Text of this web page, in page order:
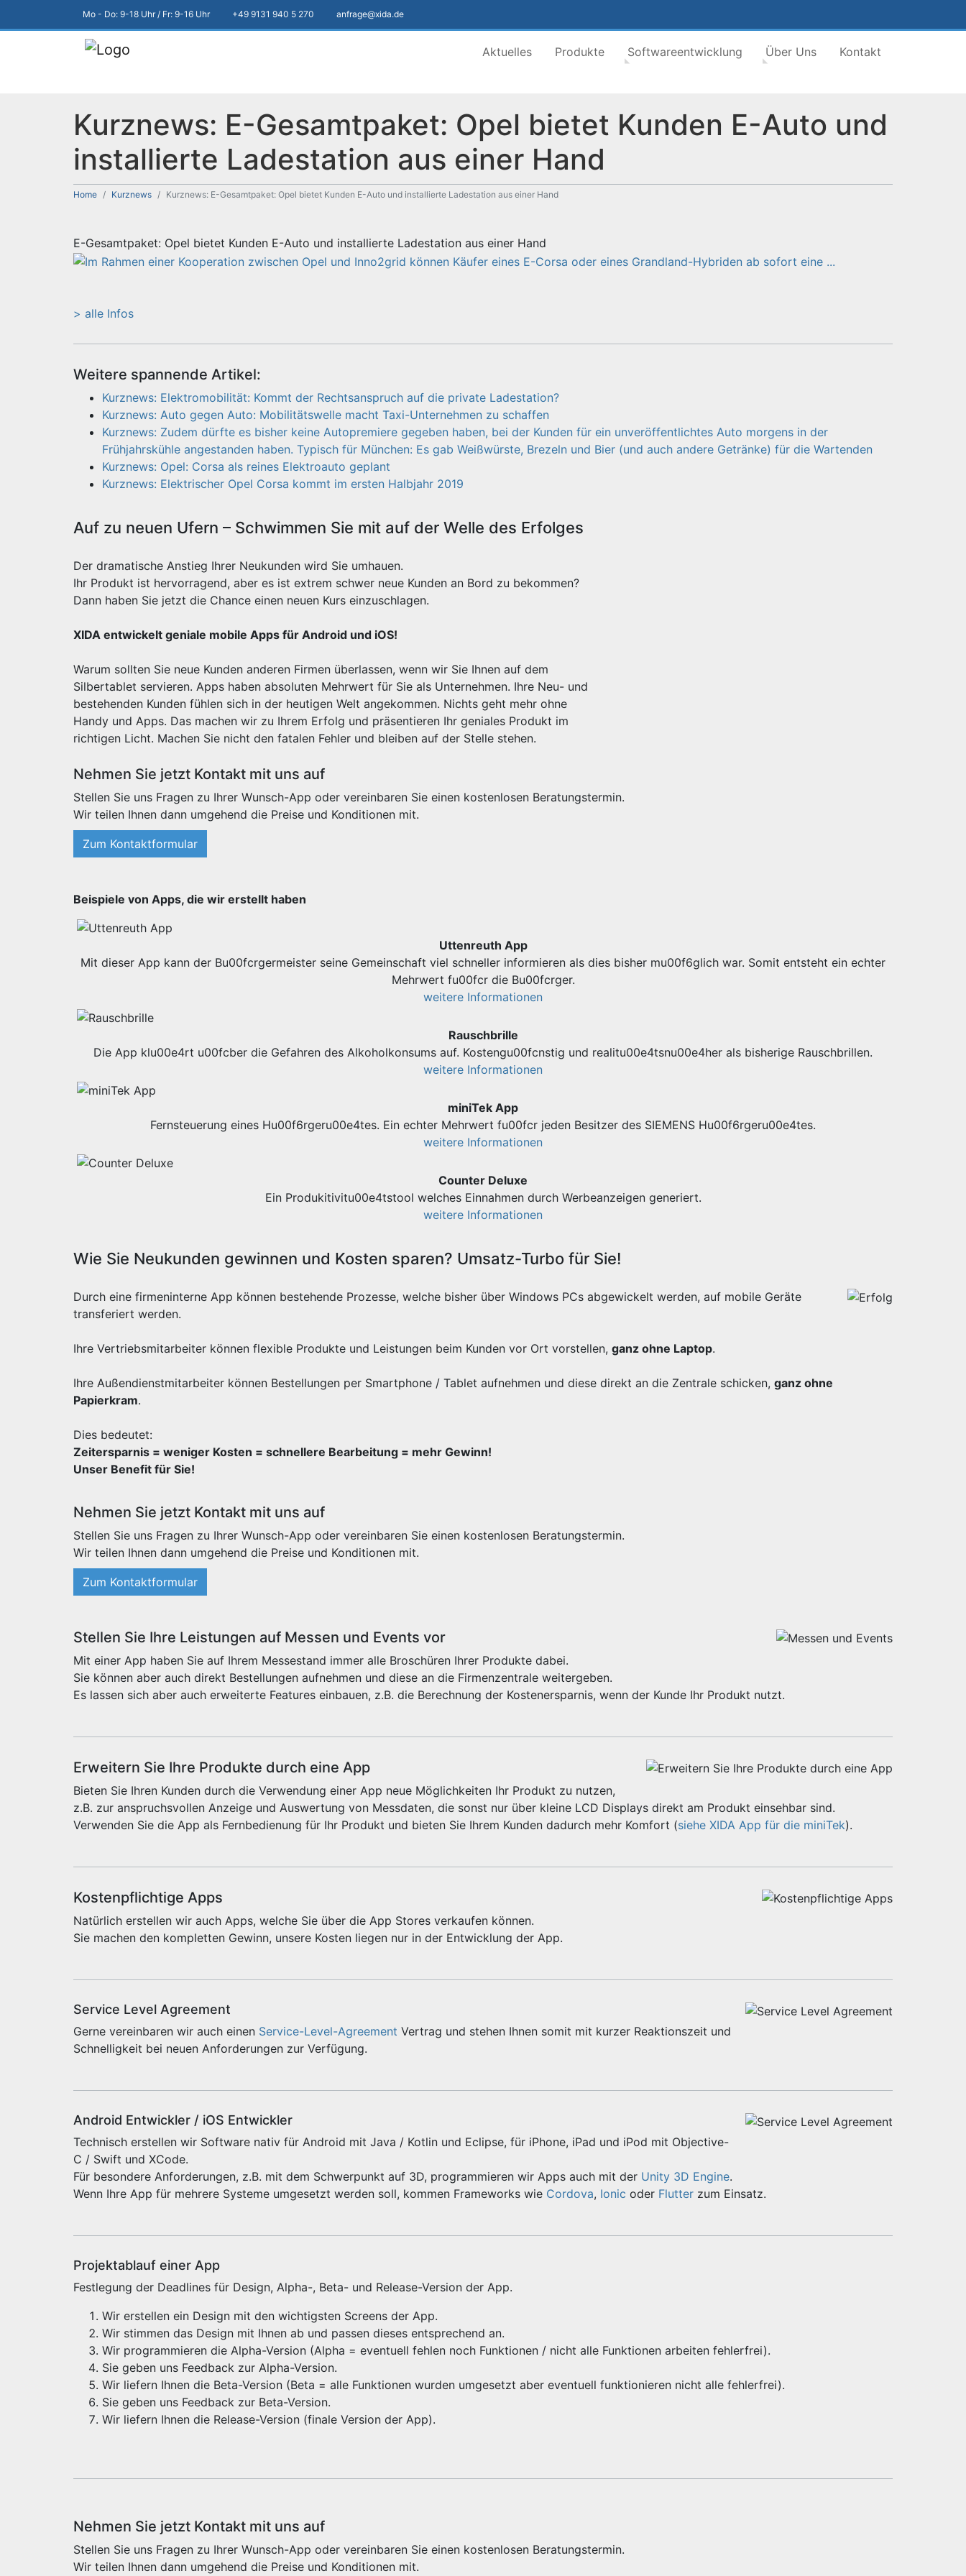
Mo - Do: 9-18 Uhr / Fr: 9-16 Uhr +49 9131 940 5 270 anfrage@xida.de
Aktuelles Produkte Softwareentwicklung Über Uns Kontakt
Kurznews: E-Gesamtpaket: Opel bietet Kunden E-Auto und
installierte Ladestation aus einer Hand
Home Kurznews Kurznews: E-Gesamtpaket: Opel bietet Kunden E-Auto und installierte Ladestation aus einer Hand
E-Gesamtpaket: Opel bietet Kunden E-Auto und installierte Ladestation aus einer Hand
> alle Infos
Weitere spannende Artikel:
Kurznews: Elektromobilität: Kommt der Rechtsanspruch auf die private Ladestation?
Kurznews: Auto gegen Auto: Mobilitätswelle macht Taxi-Unternehmen zu schaffen
Kurznews: Zudem dürfte es bisher keine Autopremiere gegeben haben, bei der Kunden für ein unveröffentlichtes Auto morgens in der
Frühjahrskühle angestanden haben. Typisch für München: Es gab Weißwürste, Brezeln und Bier (und auch andere Getränke) für die Wartenden
Kurznews: Opel: Corsa als reines Elektroauto geplant
Kurznews: Elektrischer Opel Corsa kommt im ersten Halbjahr 2019
Auf zu neuen Ufern – Schwimmen Sie mit auf der Welle des Erfolges
Der dramatische Anstieg Ihrer Neukunden wird Sie umhauen.
Ihr Produkt ist hervorragend, aber es ist extrem schwer neue Kunden an Bord zu bekommen?
Dann haben Sie jetzt die Chance einen neuen Kurs einzuschlagen.
XIDA entwickelt geniale mobile Apps für Android und iOS!
Warum sollten Sie neue Kunden anderen Firmen überlassen, wenn wir Sie Ihnen auf dem
Silbertablet servieren. Apps haben absoluten Mehrwert für Sie als Unternehmen. Ihre Neu- und
bestehenden Kunden fühlen sich in der heutigen Welt angekommen. Nichts geht mehr ohne
Handy und Apps. Das machen wir zu Ihrem Erfolg und präsentieren Ihr geniales Produkt im
richtigen Licht. Machen Sie nicht den fatalen Fehler und bleiben auf der Stelle stehen.
Nehmen Sie jetzt Kontakt mit uns auf
Stellen Sie uns Fragen zu Ihrer Wunsch-App oder vereinbaren Sie einen kostenlosen Beratungstermin.
Wir teilen Ihnen dann umgehend die Preise und Konditionen mit.
Zum Kontaktformular
Beispiele von Apps, die wir erstellt haben
Uttenreuth App
Mit dieser App kann der Bu00fcrgermeister seine Gemeinschaft viel schneller informieren als dies bisher mu00f6glich war. Somit entsteht ein echter
Mehrwert fu00fcr die Bu00fcrger.
weitere Informationen
Rauschbrille
Die App klu00e4rt u00fcber die Gefahren des Alkoholkonsums auf. Kostengu00fcnstig und realitu00e4tsnu00e4her als bisherige Rauschbrillen.
weitere Informationen
miniTek App
Fernsteuerung eines Hu00f6rgeru00e4tes. Ein echter Mehrwert fu00fcr jeden Besitzer des SIEMENS Hu00f6rgeru00e4tes.
weitere Informationen
Counter Deluxe
Ein Produkitivitu00e4tstool welches Einnahmen durch Werbeanzeigen generiert.
weitere Informationen
Wie Sie Neukunden gewinnen und Kosten sparen? Umsatz-Turbo für Sie!
Durch eine firmeninterne App können bestehende Prozesse, welche bisher über Windows PCs abgewickelt werden, auf mobile Geräte
transferiert werden.
Ihre Vertriebsmitarbeiter können flexible Produkte und Leistungen beim Kunden vor Ort vorstellen, ganz ohne Laptop.
Ihre Außendienstmitarbeiter können Bestellungen per Smartphone / Tablet aufnehmen und diese direkt an die Zentrale schicken, ganz ohne
Papierkram.
Dies bedeutet:
Zeitersparnis = weniger Kosten = schnellere Bearbeitung = mehr Gewinn!
Unser Benefit für Sie!
Nehmen Sie jetzt Kontakt mit uns auf
Stellen Sie uns Fragen zu Ihrer Wunsch-App oder vereinbaren Sie einen kostenlosen Beratungstermin.
Wir teilen Ihnen dann umgehend die Preise und Konditionen mit.
Zum Kontaktformular
Stellen Sie Ihre Leistungen auf Messen und Events vor
Mit einer App haben Sie auf Ihrem Messestand immer alle Broschüren Ihrer Produkte dabei.
Sie können aber auch direkt Bestellungen aufnehmen und diese an die Firmenzentrale weitergeben.
Es lassen sich aber auch erweiterte Features einbauen, z.B. die Berechnung der Kostenersparnis, wenn der Kunde Ihr Produkt nutzt.
Erweitern Sie Ihre Produkte durch eine App
Bieten Sie Ihren Kunden durch die Verwendung einer App neue Möglichkeiten Ihr Produkt zu nutzen,
z.B. zur anspruchsvollen Anzeige und Auswertung von Messdaten, die sonst nur über kleine LCD Displays direkt am Produkt einsehbar sind.
Verwenden Sie die App als Fernbedienung für Ihr Produkt und bieten Sie Ihrem Kunden dadurch mehr Komfort (siehe XIDA App für die miniTek).
Kostenpflichtige Apps
Natürlich erstellen wir auch Apps, welche Sie über die App Stores verkaufen können.
Sie machen den kompletten Gewinn, unsere Kosten liegen nur in der Entwicklung der App.
Service Level Agreement
Gerne vereinbaren wir auch einen Service-Level-Agreement Vertrag und stehen Ihnen somit mit kurzer Reaktionszeit und
Schnelligkeit bei neuen Anforderungen zur Verfügung.
Android Entwickler / iOS Entwickler
Technisch erstellen wir Software nativ für Android mit Java / Kotlin und Eclipse, für iPhone, iPad und iPod mit Objective-
C / Swift und XCode.
Für besondere Anforderungen, z.B. mit dem Schwerpunkt auf 3D, programmieren wir Apps auch mit der Unity 3D Engine.
Wenn Ihre App für mehrere Systeme umgesetzt werden soll, kommen Frameworks wie Cordova, Ionic oder Flutter zum Einsatz.
Projektablauf einer App
Festlegung der Deadlines für Design, Alpha-, Beta- und Release-Version der App.
Wir erstellen ein Design mit den wichtigsten Screens der App.
Wir stimmen das Design mit Ihnen ab und passen dieses entsprechend an.
Wir programmieren die Alpha-Version (Alpha = eventuell fehlen noch Funktionen / nicht alle Funktionen arbeiten fehlerfrei).
Sie geben uns Feedback zur Alpha-Version.
Wir liefern Ihnen die Beta-Version (Beta = alle Funktionen wurden umgesetzt aber eventuell funktionieren nicht alle fehlerfrei).
Sie geben uns Feedback zur Beta-Version.
Wir liefern Ihnen die Release-Version (finale Version der App).
Nehmen Sie jetzt Kontakt mit uns auf
Stellen Sie uns Fragen zu Ihrer Wunsch-App oder vereinbaren Sie einen kostenlosen Beratungstermin.
Wir teilen Ihnen dann umgehend die Preise und Konditionen mit.